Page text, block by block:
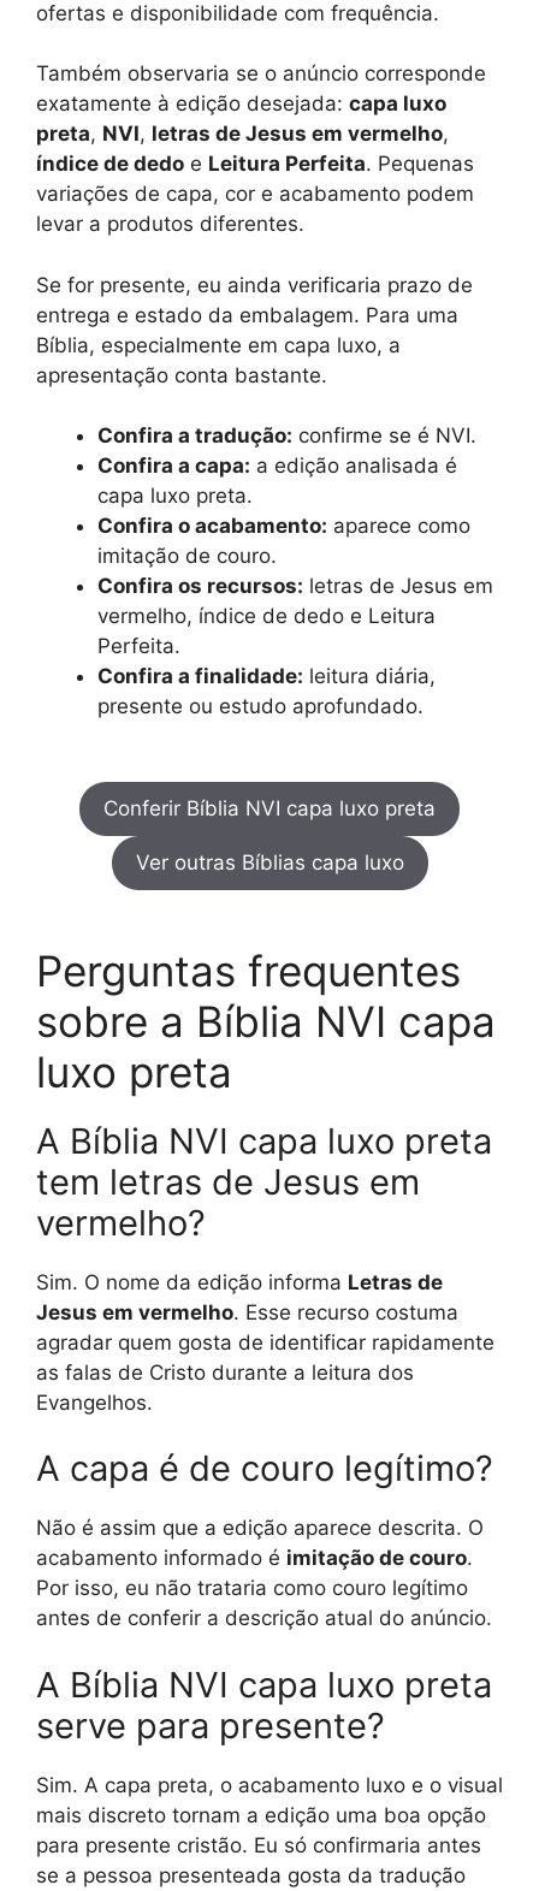
ofertas e disponibilidade com frequência.
Também observaria se o anúncio corresponde
exatamente à edição desejada: capa luxo
preta, NVI, letras de Jesus em vermelho,
índice de dedo e Leitura Perfeita. Pequenas
variações de capa, cor e acabamento podem
levar a produtos diferentes.
Se for presente, eu ainda verificaria prazo de
entrega e estado da embalagem. Para uma
Bíblia, especialmente em capa luxo, a
apresentação conta bastante.
Confira a tradução: confirme se é NVI.
Confira a capa: a edição analisada é
capa luxo preta.
Confira o acabamento: aparece como
imitação de couro.
Confira os recursos: letras de Jesus em
vermelho, índice de dedo e Leitura
Perfeita.
Confira a finalidade: leitura diária,
presente ou estudo aprofundado.
Conferir Bíblia NVI capa luxo preta
Ver outras Bíblias capa luxo
Perguntas frequentes
sobre a Bíblia NVI capa
luxo preta
A Bíblia NVI capa luxo preta
tem letras de Jesus em
vermelho?
Sim. O nome da edição informa Letras de
Jesus em vermelho. Esse recurso costuma
agradar quem gosta de identificar rapidamente
as falas de Cristo durante a leitura dos
Evangelhos.
A capa é de couro legítimo?
Não é assim que a edição aparece descrita. O
acabamento informado é imitação de couro.
Por isso, eu não trataria como couro legítimo
antes de conferir a descrição atual do anúncio.
A Bíblia NVI capa luxo preta
serve para presente?
Sim. A capa preta, o acabamento luxo e o visual
mais discreto tornam a edição uma boa opção
para presente cristão. Eu só confirmaria antes
se a pessoa presenteada gosta da tradução